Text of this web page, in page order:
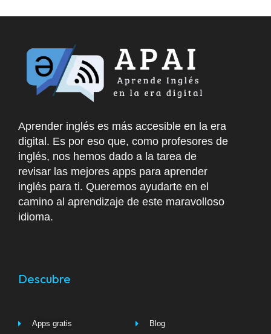
Aprender inglés es más accesible en la era
digital. Es por eso que, como profesores de
inglés, nos hemos dado a la tarea de
revisar las mejores apps para aprender
inglés para ti. Queremos ayudarte en el
camino al aprendizaje de este maravolloso
idioma.
Descubre
Apps gratis Blog